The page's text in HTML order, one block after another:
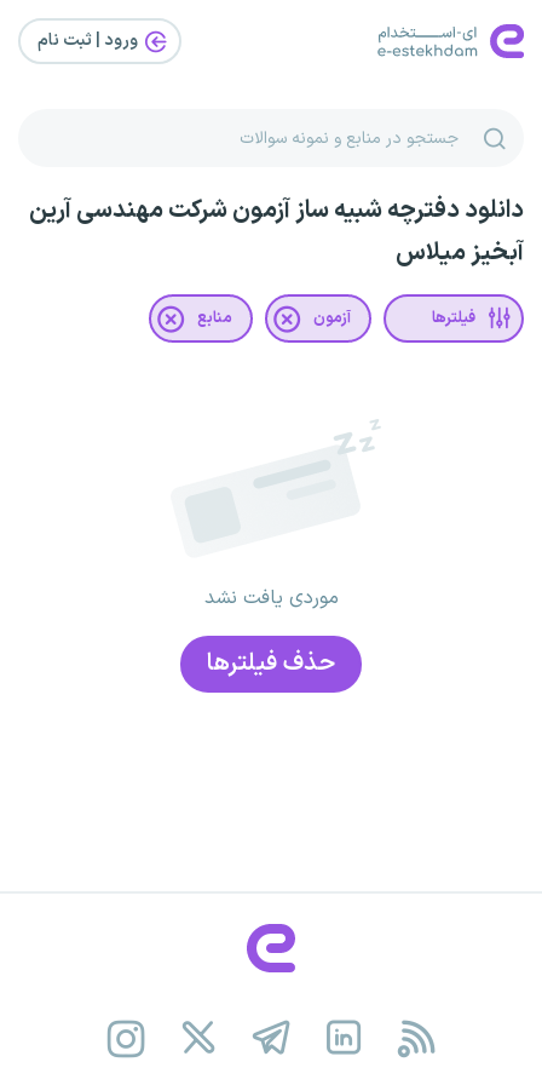
ورود | ثبت‌ نام
دانلود دفترچه شبیه ساز آزمون شرکت مهندسی آرین
آبخیز میلاس
فیلترها آزمون منابع
موردی یافت نشد
حذف فیلتر‌ها